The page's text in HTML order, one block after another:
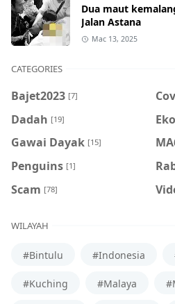
Dua maut
Jalan Astana
Mac 13, 2025
CATEGORIES
Bajet2023 [7]
Dadah [19]
Gawai Dayak [15]
Penguins [1]
Scam [78]
WILAYAH
#Bintulu #Indonesia
#Kuching #Malaya